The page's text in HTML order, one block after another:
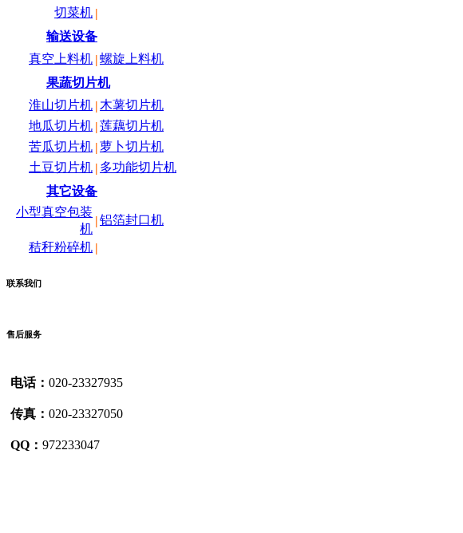
切菜机 |
输送设备
真空上料机 |螺旋上料机
果蔬切片机
淮山切片机 | 木薯切片机
地瓜切片机 |莲藕切片机
苦瓜切片机 |萝卜切片机
土豆切片机 | 多功能切片机
其它设备
小型真空包装
机
|铝箔封口机
秸秆粉碎机 |
联系我们
售后服务
电话： 020-23327935
传真： 020-23327050
QQ： 972233047